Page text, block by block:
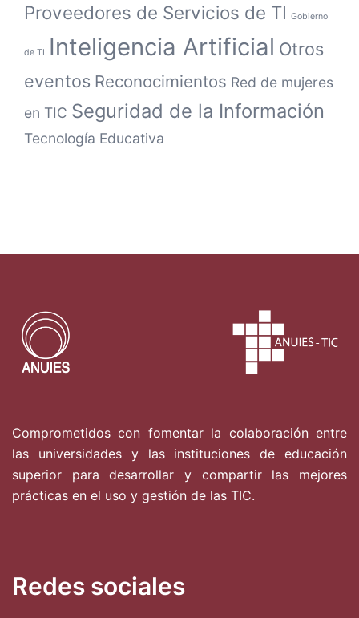
Proveedores de Servicios de TI Gobierno
de TI Inteligencia Artificial Otros
eventos Reconocimientos Red de mujeres
en TIC Seguridad de la Información
Tecnología Educativa
Comprometidos con fomentar la colaboración entre
las universidades y las instituciones de educación
superior para desarrollar y compartir las mejores
prácticas en el uso y gestión de las TIC.
Redes sociales